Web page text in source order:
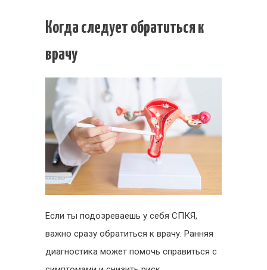
Когда следует обратиться к
врачу
Если ты подозреваешь у себя СПКЯ,
важно сразу обратиться к врачу. Ранняя
диагностика может помочь справиться с